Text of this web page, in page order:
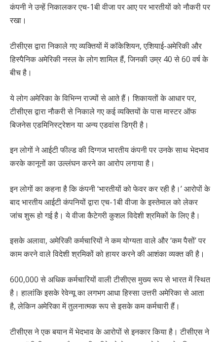
कंपनी ने उन्हें निकालकर एच-1बी वीजा पर आए पर भारतीयों को नौकरी पर
रखा।
टीसीएस द्वारा निकाले गए व्यक्तियों में कॉकेशियन, एशियाई-अमेरिकी और
हिस्पैनिक अमेरिकी नस्ल के लोग शामिल हैं, जिनकी उम्र 40 से 60 वर्ष के
बीच है।
ये लोग अमेरिका के विभिन्न राज्यों से आते हैं। शिकायतों के आधार पर,
टीसीएस द्वारा नौकरी से निकाले गए कई व्यक्तियों के पास मास्टर ऑफ
बिजनेस एडमिनिस्ट्रेशन या अन्य एडवांस डिग्री है।
इन लोगों ने आईटी फील्ड की दिग्गज भारतीय कंपनी पर उनके साथ भेदभाव
करके कानूनों का उल्लंघन करने का आरोप लगाया है।
इन लोगों का कहना है कि कंपनी ‘भारतीयों को फेवर कर रही है।’ आरोपों के
बाद भारतीय आईटी कंपनियों द्वारा एच-1बी वीजा के इस्तेमाल को लेकर
जांच शुरू हो गई है। ये वीजा कैटेगरी कुशल विदेशी श्रमिकों के लिए है।
इसके अलावा, अमेरिकी कर्मचारियों ने कम योग्यता वाले और ‘कम पैसों’ पर
काम करने वाले विदेशी श्रमिकों को हायर करने की आशंका व्यक्त की है।
600,000 से अधिक कर्मचारियों वाली टीसीएस मुख्य रूप से भारत में स्थित
है। हालांकि इसके रेवेन्यू का लगभग आधा हिस्सा उत्तरी अमेरिका से आता
है, लेकिन अमेरिका में तुलनात्मक रूप से इसके कम कर्मचारी हैं।
टीसीएस ने एक बयान में भेदभाव के आरोपों से इनकार किया है। टीसीएस ने